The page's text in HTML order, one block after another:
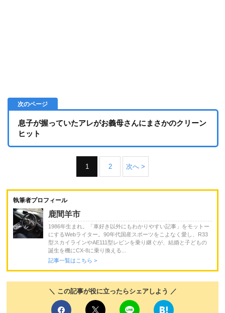
息子が握っていたアレがお義母さんにまさかのクリーン
ヒット
1 2 次へ >
執筆者プロフィール
鹿間羊市
1986年生まれ。「車好き以外にもわかりやすい記事」をモットー
にするWebライター。90年代国産スポーツをこよなく愛し、R33
型スカイラインやAE111型レビンを乗り継ぐが、結婚と子どもの
誕生を機にCX-8に乗り換える...
記事一覧はこちら >
＼ この記事が役に立ったらシェアしよう ／